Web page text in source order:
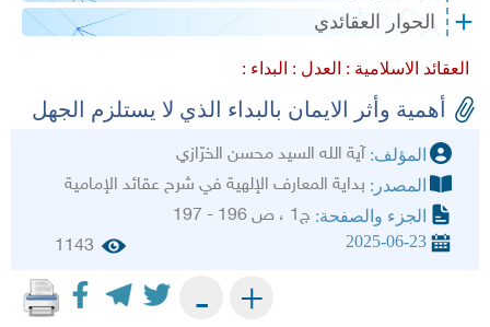
الحوار العقائدي
العقائد الاسلامية : العدل : البداء :
أهمية وأثر الايمان بالبداء الذي لا يستلزم الجهل
المؤلف: آية الله السيد محسن الخرّازي
المصدر: بداية المعارف الإلهية في شرح عقائد الإمامية
الجزء والصفحة: ج1 ، ص 196 - 197
2025-06-23
1143
+
-